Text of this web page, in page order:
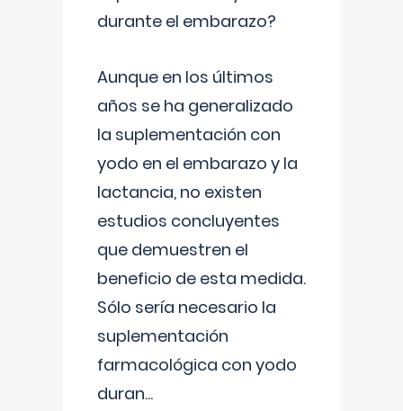
durante el embarazo?
Aunque en los últimos
años se ha generalizado
la suplementación con
yodo en el embarazo y la
lactancia, no existen
estudios concluyentes
que demuestren el
beneficio de esta medida.
Sólo sería necesario la
suplementación
farmacológica con yodo
duran...